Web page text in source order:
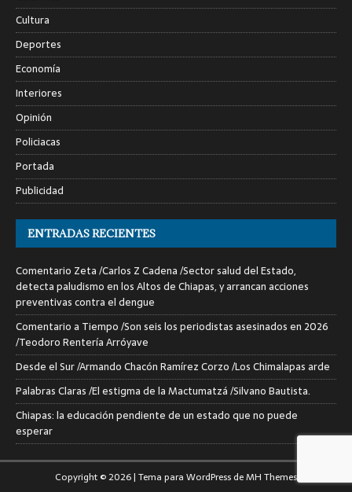
Cultura
Deportes
Economía
Interiores
Opinión
Policiacas
Portada
Publicidad
ENTRADAS RECIENTES
Comentario Zeta /Carlos Z Cadena /Sector salud del Estado,
detecta paludismo en los Altos de Chiapas, y arrancan acciones
preventivas contra el dengue
Comentario a Tiempo /Son seis los periodistas asesinados en 2026
/Teodoro Rentería Arróyave
Desde el Sur /Armando Chacón Ramírez Corzo /Los Chimalapas arde
Palabras Claras /El estigma de la Mactumatzá /Silvano Bautista.
Chiapas: la educación pendiente de un estado que no puede
esperar
Copyright © 2026 | Tema para WordPress deMH Themes